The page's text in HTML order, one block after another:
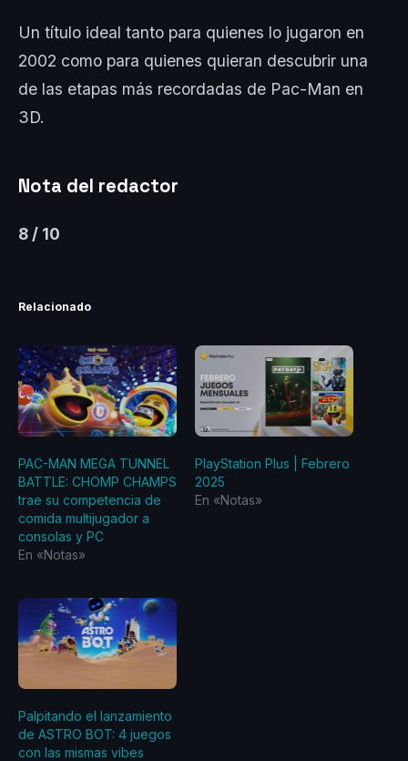
Un título ideal tanto para quienes lo jugaron en
2002 como para quienes quieran descubrir una
de las etapas más recordadas de Pac-Man en
3D.
Nota del redactor
8 / 10
Relacionado
PAC-MAN MEGA TUNNEL
BATTLE: CHOMP CHAMPS
trae su competencia de
comida multijugador a
consolas y PC
En «Notas»
PlayStation Plus | Febrero
2025
En «Notas»
Palpitando el lanzamiento
de ASTRO BOT: 4 juegos
con las mismas vibes